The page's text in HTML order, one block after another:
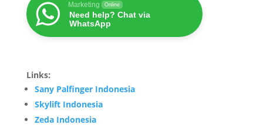
Marketing Online
Need help? Chat via
WhatsApp
Links:
Sany Palfinger Indonesia
Skylift Indonesia
Zeda Indonesia